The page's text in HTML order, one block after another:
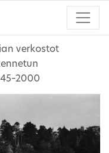
verkostot